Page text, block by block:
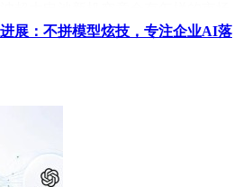
展：不拼模型炫技，专注企业AI落